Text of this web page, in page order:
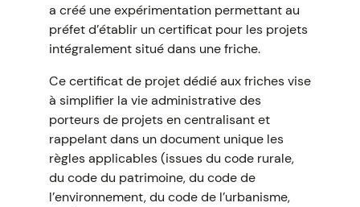
a créé une expérimentation permettant au
préfet d’établir un certificat pour les projets
intégralement situé dans une friche.
Ce certificat de projet dédié aux friches vise
à simplifier la vie administrative des
porteurs de projets en centralisant et
rappelant dans un document unique les
règles applicables (issues du code rurale,
du code du patrimoine, du code de
l’environnement, du code de l’urbanisme,